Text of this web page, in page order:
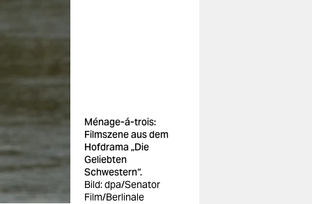
Ménage-á-trois:
Filmszene aus dem
Hofdrama „Die
Geliebten
Schwestern“.
Bild: dpa/Senator
Film/Berlinale